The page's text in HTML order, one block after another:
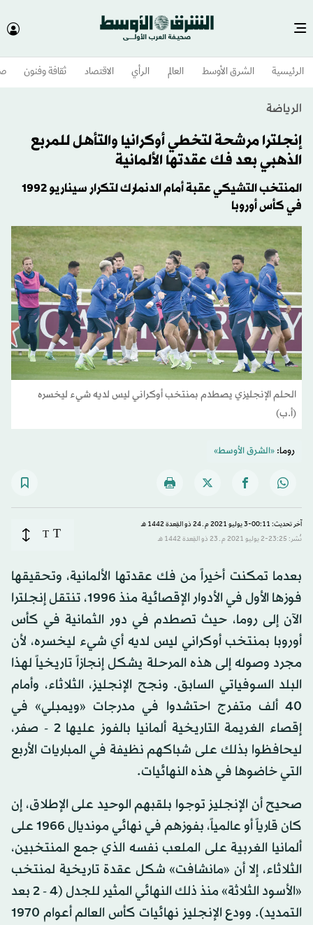
الرئيسية الشرق الأوسط​ العالم الرأي الاقتصاد ثقافة وفنون
الرياضة
إنجلترا مرشحة لتخطي أوكرانيا والتأهل للمربع
الذهبي بعد فك عقدتها الألمانية
المنتخب التشيكي عقبة أمام الدنمارك لتكرار سيناريو 1992
في كأس أوروبا
الحلم الإنجليزي يصطدم بمنتخب أوكراني ليس لديه شيء ليخسره
(أ.ب)
روما:«الشرق الأوسط»
آخر تحديث: 00:11-3 يوليو 2021 م ـ 24 ذو القِعدة 1442 هـ
نُشر: 23:25-2 يوليو 2021 م ـ 23 ذو القِعدة 1442 هـ
T
T
بعدما تمكنت أخيراً من فك عقدتها الألمانية، وتحقيقها
فوزها الأول في الأدوار الإقصائية منذ 1996، تنتقل إنجلترا
الآن إلى روما، حيث تصطدم في دور الثمانية في كأس
أوروبا بمنتخب أوكراني ليس لديه أي شيء ليخسره، لأن
مجرد وصوله إلى هذه المرحلة يشكل إنجازاً تاريخياً لهذا
البلد السوفياتي السابق. ونجح الإنجليز، الثلاثاء، وأمام
40 ألف متفرج احتشدوا في مدرجات «ويمبلي» في
إقصاء الغريمة التاريخية ألمانيا بالفوز عليها 2 - صفر،
ليحافظوا بذلك على شباكهم نظيفة في المباريات الأربع
التي خاضوها في هذه النهائيات.
صحيح أن الإنجليز توجوا بلقبهم الوحيد على الإطلاق، إن
كان قارياً أو عالمياً، بفوزهم في نهائي مونديال 1966 على
ألمانيا الغربية على الملعب نفسه الذي جمع المنتخبين،
الثلاثاء، إلا أن «مانشافت» شكل عقدة تاريخية لمنتخب
«الأسود الثلاثة» منذ ذلك النهائي المثير للجدل (4 - 2 بعد
التمديد). وودع الإنجليز نهائيات كأس العالم أعوام 1970